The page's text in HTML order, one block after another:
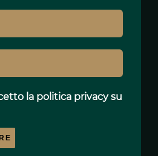
la politica privacysu
a:
di carattere
locativo stagionale di alto
à-terre in Puglia